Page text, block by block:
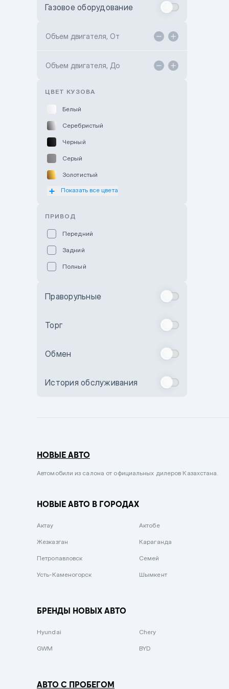
Toyota Kokshetau
Hyundai ShymCity
Газовое оборудование
Объем двигателя, От
Объем двигателя, До
ЦВЕТ КУЗОВА
Белый
Серебристый
Черный
Серый
Золотистый
Оранжевый
Бежевый
Комбинированный
Сиреневый металлик
Вишневый
Зеленый металлик
Показать все цвета
ПРИВОД
Передний
Задний
Полный
Праворульные
Торг
Обмен
История обслуживания
НОВЫЕ АВТО
Автомобили из салона от официальных дилеров Казахстана.
НОВЫЕ АВТО В ГОРОДАХ
Актау Актобе
Жезказган Караганда
Петропавловск Семей
Усть-Каменогорск Шымкент
БРЕНДЫ НОВЫХ АВТО
Hyundai Chery
GWM BYD
АВТО С ПРОБЕГОМ